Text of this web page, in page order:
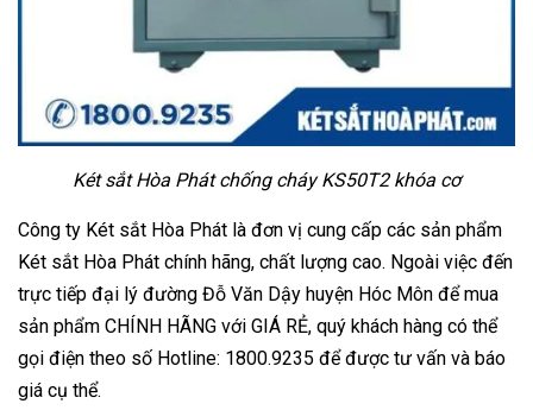
Két sắt Hòa Phát chống cháy KS50T2 khóa cơ
Công ty Két sắt Hòa Phát là đơn vị cung cấp các sản phẩm
Két sắt Hòa Phát chính hãng, chất lượng cao. Ngoài việc đến
trực tiếp đại lý đường Đỗ Văn Dậy huyện Hóc Môn để mua
sản phẩm CHÍNH HÃNG với GIÁ RẺ, quý khách hàng có thể
gọi điện theo số Hotline: 1800.9235 để được tư vấn và báo
giá cụ thể.